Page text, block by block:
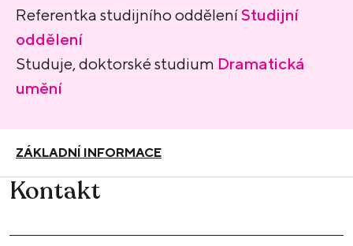
Referentka studijního odděleníStudijní
oddělení
Studuje, doktorské studium Dramatická
umění
ZÁKLADNÍ INFORMACE
Kontakt